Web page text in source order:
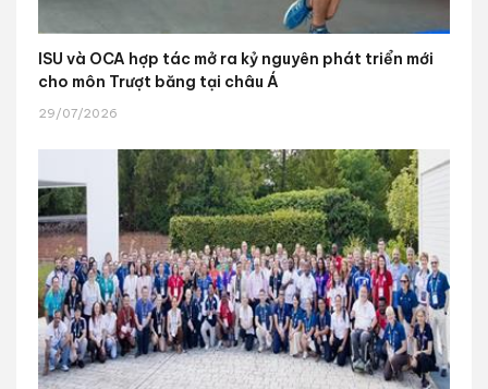
ISU và OCA hợp tác mở ra kỷ nguyên phát triển mới
cho môn Trượt băng tại châu Á
29/07/2026